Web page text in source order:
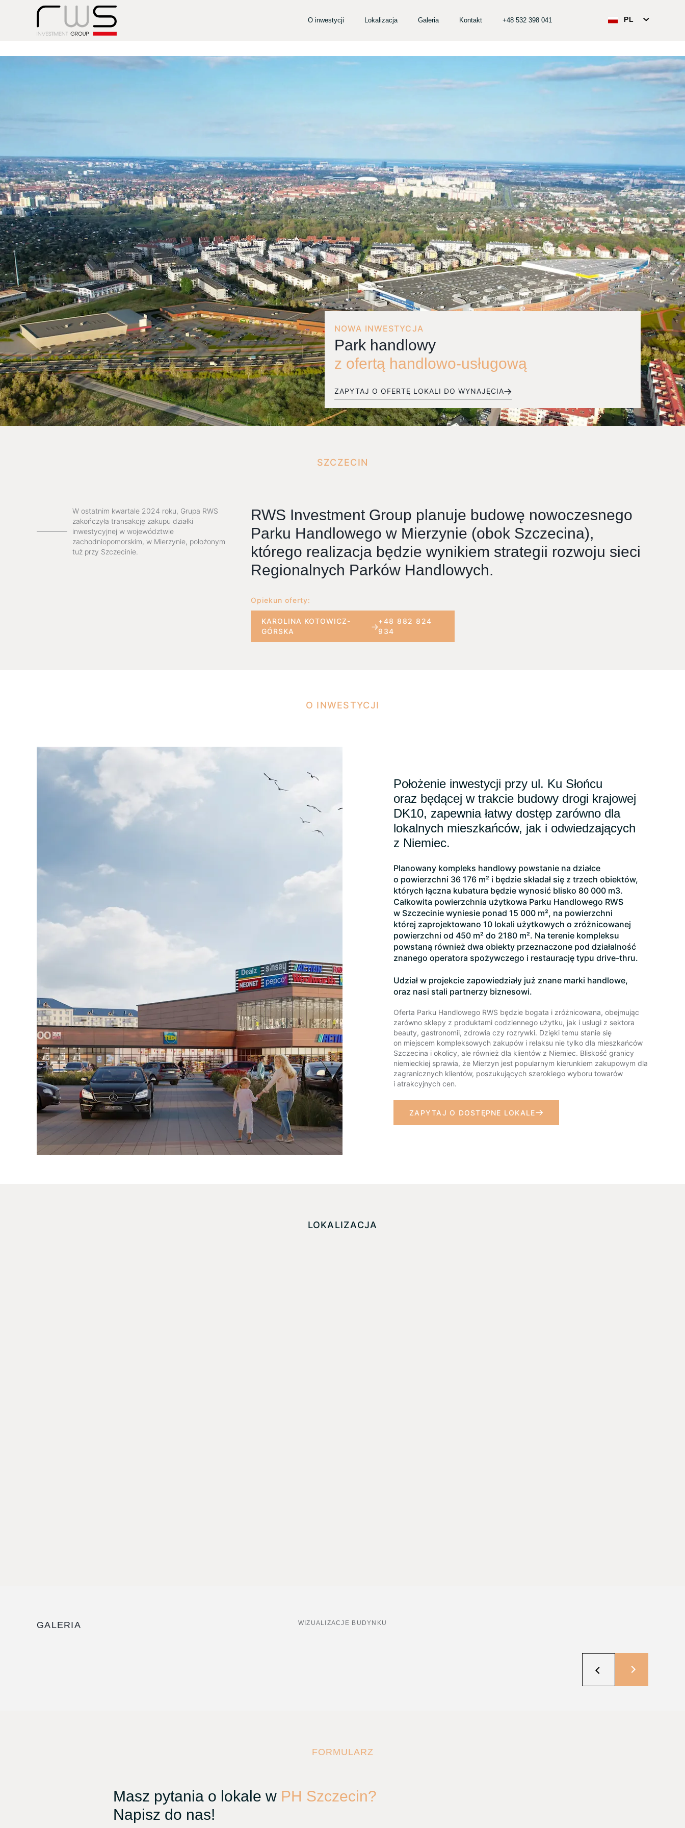
O inwestycji Lokalizacja Galeria Kontakt +48 532 398 041 PL
NOWA INWESTYCJA
Park handlowy
z ofertą handlowo-usługową
ZAPYTAJ O OFERTĘ LOKALI DO WYNAJĘCIA
SZCZECIN
W ostatnim kwartale 2024 roku, Grupa RWS
zakończyła transakcję zakupu działki
inwestycyjnej w województwie
zachodniopomorskim, w Mierzynie, położonym
tuż przy Szczecinie.
RWS Investment Group planuje budowę nowoczesnego
Parku Handlowego w Mierzynie (obok Szczecina),
którego realizacja będzie wynikiem strategii rozwoju sieci
Regionalnych Parków Handlowych.
Opiekun oferty:
KAROLINA KOTOWICZ-
GÓRSKA
+48 882 824
934
O INWESTYCJI
Położenie inwestycji przy ul. Ku Słońcu
oraz będącej w trakcie budowy drogi krajowej
DK10, zapewnia łatwy dostęp zarówno dla
lokalnych mieszkańców, jak i odwiedzających
z Niemiec.
Planowany kompleks handlowy powstanie na działce
o powierzchni 36 176 m² i będzie składał się z trzech obiektów,
których łączna kubatura będzie wynosić blisko 80 000 m3.
Całkowita powierzchnia użytkowa Parku Handlowego RWS
w Szczecinie wyniesie ponad 15 000 m², na powierzchni
której zaprojektowano 10 lokali użytkowych o zróżnicowanej
powierzchni od 450 m² do 2180 m². Na terenie kompleksu
powstaną również dwa obiekty przeznaczone pod działalność
znanego operatora spożywczego i restaurację typu drive-thru.
Udział w projekcie zapowiedziały już znane marki handlowe,
oraz nasi stali partnerzy biznesowi.
Oferta Parku Handlowego RWS będzie bogata i zróżnicowana, obejmując
zarówno sklepy z produktami codziennego użytku, jak i usługi z sektora
beauty, gastronomii, zdrowia czy rozrywki. Dzięki temu stanie się
on miejscem kompleksowych zakupów i relaksu nie tylko dla mieszkańców
Szczecina i okolicy, ale również dla klientów z Niemiec. Bliskość granicy
niemieckiej sprawia, że Mierzyn jest popularnym kierunkiem zakupowym dla
zagranicznych klientów, poszukujących szerokiego wyboru towarów
i atrakcyjnych cen.
ZAPYTAJ O DOSTĘPNE LOKALE
LOKALIZACJA
GALERIA WIZUALIZACJE BUDYNKU
FORMULARZ
Masz pytania o lokale w PH Szczecin?
Napisz do nas!